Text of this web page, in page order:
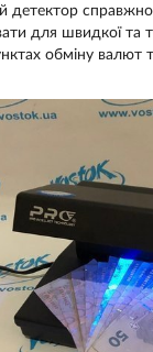
детектор
для швидкої та
обміну валют